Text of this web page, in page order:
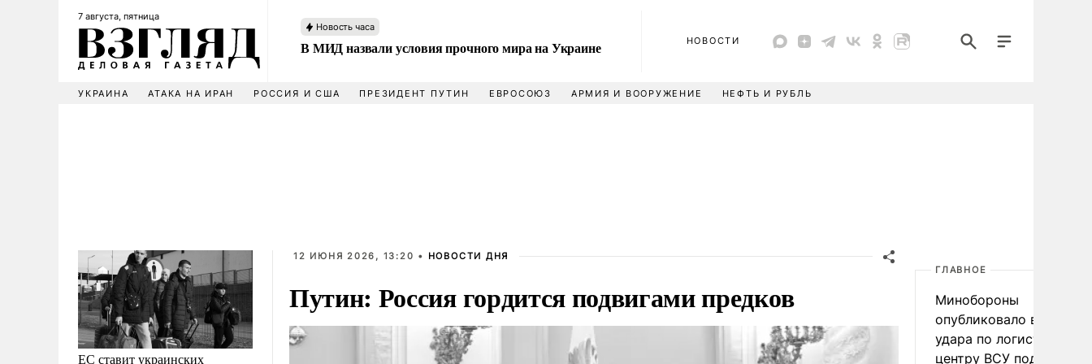
7 августа, пятница
Новость часа
В МИД назвали условия прочного мира на Украине НОВОСТИ
УКРАИНА АТАКА НА ИРАН РОССИЯ И США ПРЕЗИДЕНТ ПУТИН ЕВРОСОЮЗ АРМИЯ И ВООРУЖЕНИЕ НЕФТЬ И РУБЛЬ
ЕС ставит украинских
12 ИЮНЯ 2026, 13:20 • НОВОСТИ ДНЯ
Путин: Россия гордится подвигами предков
ГЛАВНОЕ
Минобороны
опубликовало видео
удара по
центру ВСУ под Киевом